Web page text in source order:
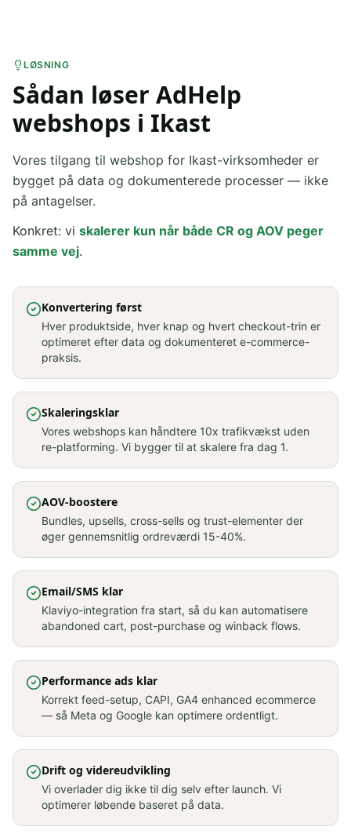
LØSNING
Sådan løser AdHelp
webshops i Ikast
Vores tilgang til webshop for Ikast-virksomheder er
bygget på data og dokumenterede processer — ikke
på antagelser.
Konkret: vi skalerer kun når både CR og AOV peger
samme vej.
Konvertering først
Hver produktside, hver knap og hvert checkout-trin er
optimeret efter data og dokumenteret e-commerce-
praksis.
Skaleringsklar
Vores webshops kan håndtere 10x trafikvækst uden
re-platforming. Vi bygger til at skalere fra dag 1.
AOV-boostere
Bundles, upsells, cross-sells og trust-elementer der
øger gennemsnitlig ordreværdi 15-40%.
Email/SMS klar
Klaviyo-integration fra start, så du kan automatisere
abandoned cart, post-purchase og winback flows.
Performance ads klar
Korrekt feed-setup, CAPI, GA4 enhanced ecommerce
— så Meta og Google kan optimere ordentligt.
Drift og videreudvikling
Vi overlader dig ikke til dig selv efter launch. Vi
optimerer løbende baseret på data.